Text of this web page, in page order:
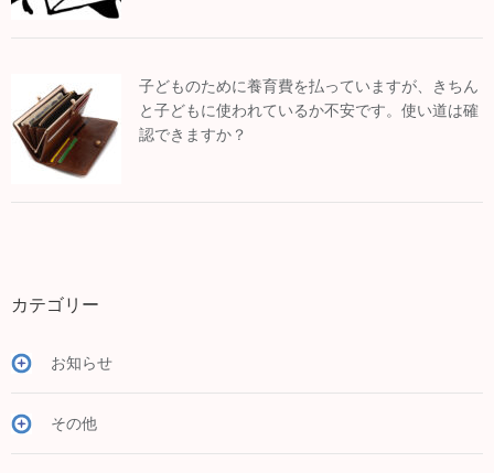
子どものために養育費を払っていますが、きちん
と子どもに使われているか不安です。使い道は確
認できますか？
カテゴリー
お知らせ
その他